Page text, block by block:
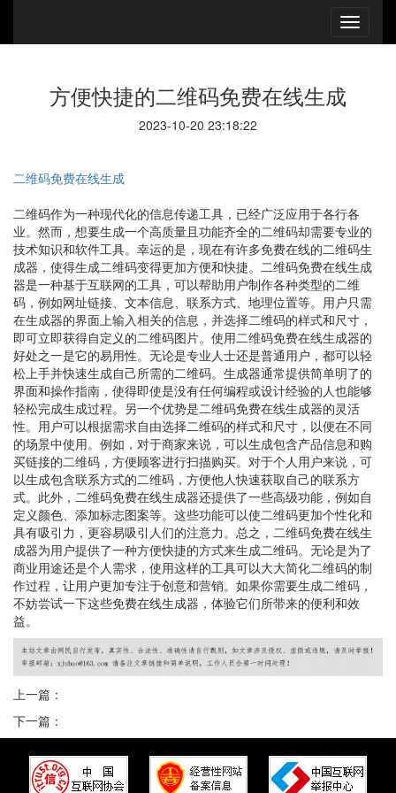
方便快捷的二维码免费在线生成
2023-10-20 23:18:22
二维码免费在线生成
二维码作为一种现代化的信息传递工具，已经广泛应用于各行各
业。然而，想要生成一个高质量且功能齐全的二维码却需要专业的
技术知识和软件工具。幸运的是，现在有许多免费在线的二维码生
成器，使得生成二维码变得更加方便和快捷。二维码免费在线生成
器是一种基于互联网的工具，可以帮助用户制作各种类型的二维
码，例如网址链接、文本信息、联系方式、地理位置等。用户只需
在生成器的界面上输入相关的信息，并选择二维码的样式和尺寸，
即可立即获得自定义的二维码图片。使用二维码免费在线生成器的
好处之一是它的易用性。无论是专业人士还是普通用户，都可以轻
松上手并快速生成自己所需的二维码。生成器通常提供简单明了的
界面和操作指南，使得即使是没有任何编程或设计经验的人也能够
轻松完成生成过程。另一个优势是二维码免费在线生成器的灵活
性。用户可以根据需求自由选择二维码的样式和尺寸，以便在不同
的场景中使用。例如，对于商家来说，可以生成包含产品信息和购
买链接的二维码，方便顾客进行扫描购买。对于个人用户来说，可
以生成包含联系方式的二维码，方便他人快速获取自己的联系方
式。此外，二维码免费在线生成器还提供了一些高级功能，例如自
定义颜色、添加标志图案等。这些功能可以使二维码更加个性化和
具有吸引力，更容易吸引人们的注意力。总之，二维码免费在线生
成器为用户提供了一种方便快捷的方式来生成二维码。无论是为了
商业用途还是个人需求，使用这样的工具可以大大简化二维码的制
作过程，让用户更加专注于创意和营销。如果你需要生成二维码，
不妨尝试一下这些免费在线生成器，体验它们所带来的便利和效
益。
上一篇：
下一篇：